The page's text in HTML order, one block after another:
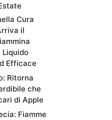
Cura
il
Liquido
Efficace
Ritorna
che
di Apple
Fiamme